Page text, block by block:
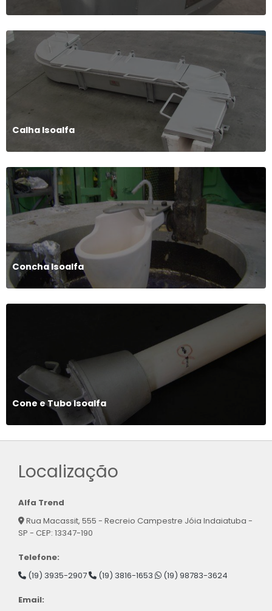
Calha Isoalfa
Concha Isoalfa
Cone e Tubo Isoalfa
Localização
Alfa Trend
Rua Macassit, 555 - Recreio Campestre Jóia Indaiatuba -
SP - CEP: 13347-190
Telefone:
(19) 3935-2907
(19) 3816-1653 (19) 98783-3624
Email: